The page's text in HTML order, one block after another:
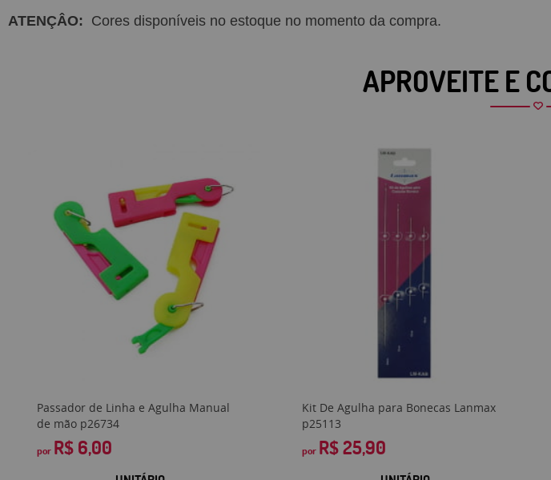
ATENÇÂO: Cores disponíveis no estoque no momento da compra.
APROVEITE E
Passador de Linha e Agulha Manual
de mão p26734
por R$ 6,00
Kit De Agulha para Bonecas Lanmax
p25113
por R$ 25,90